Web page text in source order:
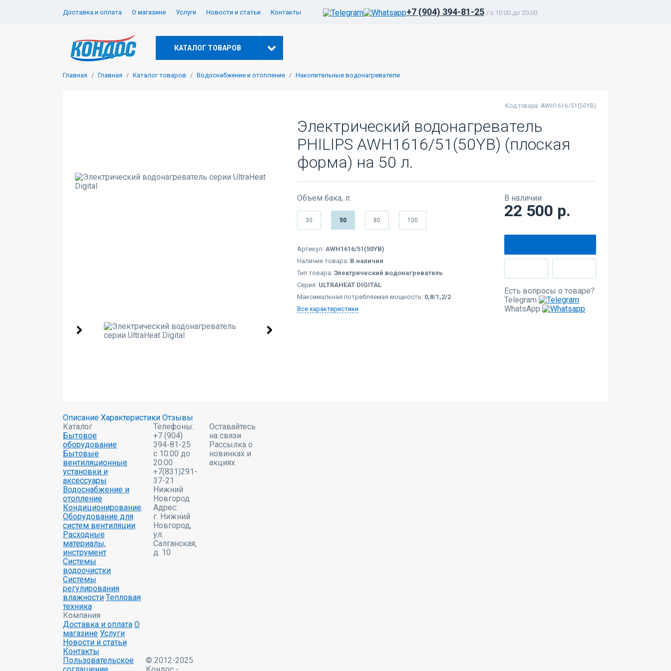
Доставка и оплата О магазине Услуги Новости и статьи Контакты +7 (904) 394-81-25 / c 10:00 до 20:00
КАТАЛОГ ТОВАРОВ
Главная Главная Каталог товаров Водоснабжение и отопление Накопительные водонагреватели
Код товара: AWH1616/51(50YB)
Электрический водонагреватель
PHILIPS AWH1616/51(50YB) (плоская
форма) на 50 л.
Объем бака, л:
30 50 80 100
Артикул: AWH1616/51(50YB)
Наличие товара: В наличии
Тип товара: Электрический водонагреватель
Серия: ULTRAHEAT DIGITAL
Максимальная потребляемая мощность: 0,8/1,2/2
Все характеристики
В наличии
22 500 р.
Есть вопросы о товаре?
Telegram
WhatsApp
Описание Характеристики Отзывы
Каталог
Бытовое
оборудование
Бытовые
вентиляционные
установки и
аксессуары
Водоснабжение и
отопление
Кондиционирование
Оборудование для
систем вентиляции
Расходные
материалы,
инструмент
Системы
водоочистки
Системы
регулирования
влажности Тепловая
техника
Компания
Доставка и оплата О
магазине Услуги
Новости и статьи
Контакты
Телефоны:
+7 (904)
394-81-25
c 10:00 до
20:00
+7(831)291-
37-21
Нижний
Новгород
Адрес:
г. Нижний
Новгород,
ул.
Салганская,
д. 10
Оставайтесь
на связи
Рассылка о
новинках и
акциях
Пользовательское
соглашение
© 2012-2025
Кондос -